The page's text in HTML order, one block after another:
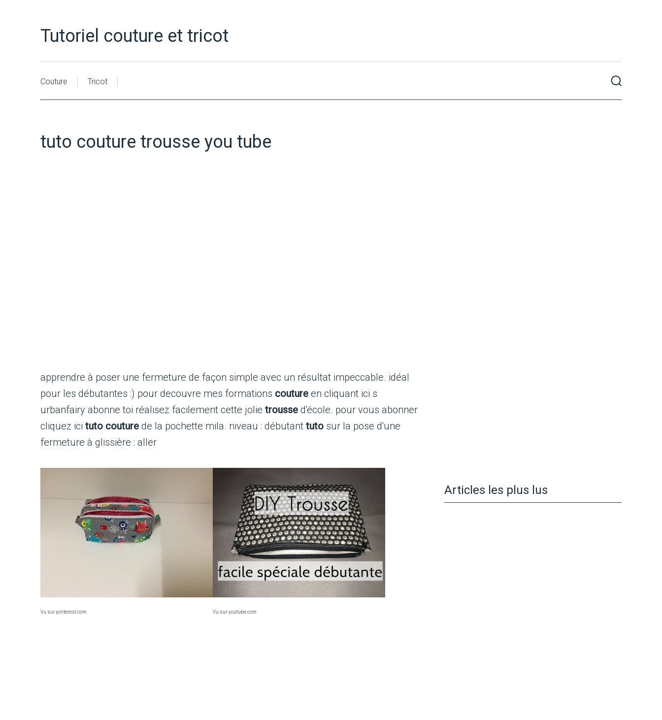
Tutoriel couture et tricot
Couture Tricot
tuto couture trousse you tube
apprendre à poser une fermeture de façon simple avec un résultat impeccable. idéal
pour les débutantes :) pour decouvre mes formations couture en cliquant ici s
urbanfairy abonne toi réalisez facilement cette jolie trousse d'école. pour vous abonner
cliquez ici tuto couture de la pochette mila. niveau : débutant tuto sur la pose d'une
fermeture à glissière : aller
Vu sur pinterest.com Vu sur youtube.com
Articles les plus lus